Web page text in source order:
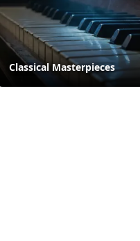
Classical Masterpieces